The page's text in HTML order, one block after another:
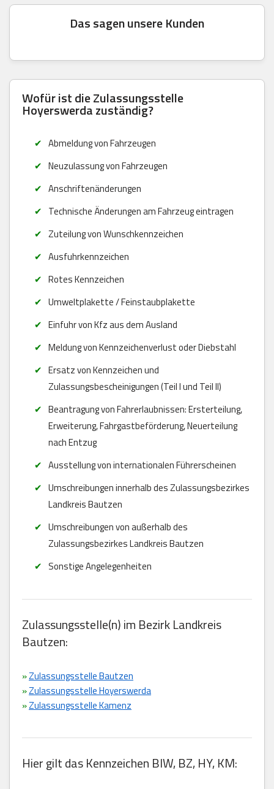
Das sagen unsere Kunden
Wofür ist die Zulassungsstelle
Hoyerswerda zuständig?
Abmeldung von Fahrzeugen
Neuzulassung von Fahrzeugen
Anschriftenänderungen
Technische Änderungen am Fahrzeug eintragen
Zuteilung von Wunschkennzeichen
Ausfuhrkennzeichen
Rotes Kennzeichen
Umweltplakette / Feinstaubplakette
Einfuhr von Kfz aus dem Ausland
Meldung von Kennzeichenverlust oder Diebstahl
Ersatz von Kennzeichen und
Zulassungsbescheinigungen (Teil I und Teil II)
Beantragung von Fahrerlaubnissen: Ersterteilung,
Erweiterung, Fahrgastbeförderung, Neuerteilung
nach Entzug
Ausstellung von internationalen Führerscheinen
Umschreibungen innerhalb des Zulassungsbezirkes
Landkreis Bautzen
Umschreibungen von außerhalb des
Zulassungsbezirkes Landkreis Bautzen
Sonstige Angelegenheiten
Zulassungsstelle(n) im Bezirk Landkreis
Bautzen:
»Zulassungsstelle Bautzen
»Zulassungsstelle Hoyerswerda
»Zulassungsstelle Kamenz
Hier gilt das Kennzeichen BIW, BZ, HY, KM: